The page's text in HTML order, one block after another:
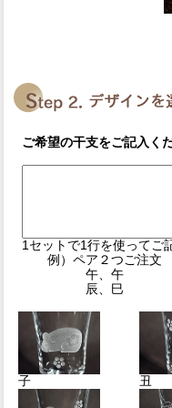
ご希望の干支をご記入く
1セットで1行を使ってご
例）ペア２つご注文
午、午
辰、巳
子 丑